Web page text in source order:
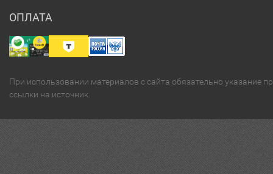
ОПЛАТА
При использовании материалов с сайта обязательно указание
ссылки на источник.